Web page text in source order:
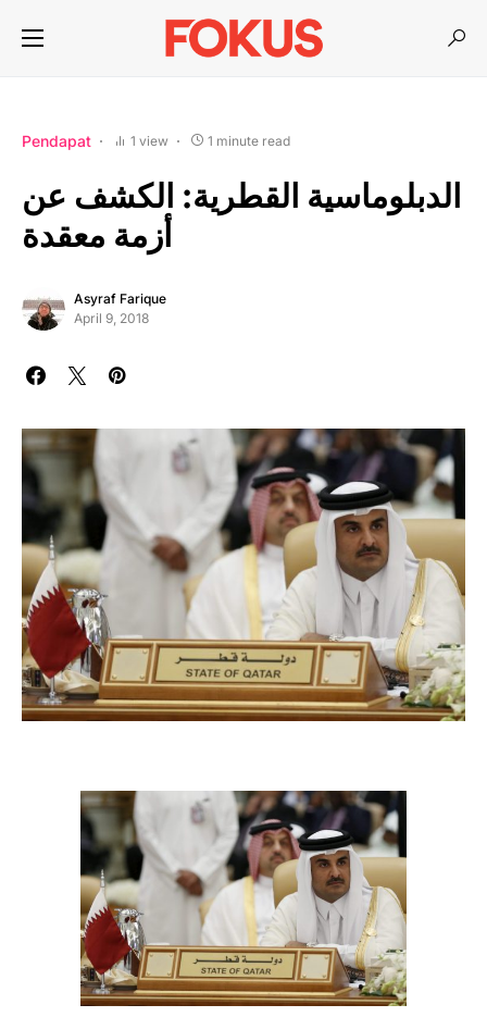
Pendapat 1 view 1 minute read
الدبلوماسية القطرية: الكشف عن
أزمة معقدة
Asyraf Farique
April 9, 2018